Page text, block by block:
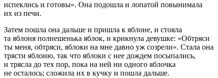
испеклись и готовы». Она подошла и лопатой повынимала
их из печи.
Затем пошла она дальше и пришла к яблоне, и стояла
та яблоня полнешенька яблок, и крикнула девушке: «Обтряси
ты меня, обтряси, яблоки на мне давно уж созрели». Стала она
трясти яблоню, так что яблоки с нее дождем посыпались,
и трясла до тех пор, пока на ней ни одного яблочка
не осталось; сложила их в кучку и пошла дальше.